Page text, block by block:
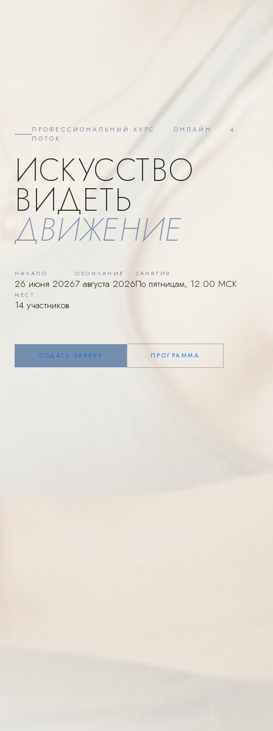
ПРОФЕССИОНАЛЬНЫЙ КУРС · ОНЛАЙН · 4
ПОТОК
ИСКУССТВО
ВИДЕТЬ
ДВИЖЕНИЕ
НАЧАЛО
26 июня 2026
ОКОНЧАНИЕ
7 августа 2026
ЗАНЯТИЯ
По пятницам, 12:00 МСК
МЕСТ
14 участников
ПОДАТЬ ЗАЯВКУ ПРОГРАММА